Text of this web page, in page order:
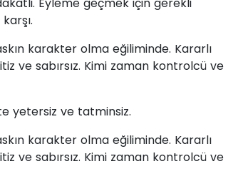
karakter olma eğiliminde. Kararlı
ve sabırsız. Kimi zaman kontrolcü ve
yetersiz ve tatminsiz.
karakter olma eğiliminde. Kararlı
ve sabırsız. Kimi zaman kontrolcü ve